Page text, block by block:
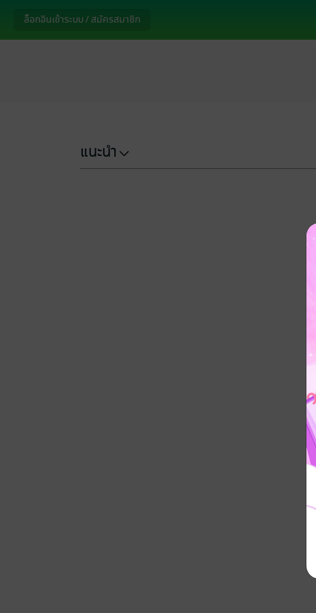
ล็อกอินเข้าระบบ / สมัครสมาชิก
แนะนำ